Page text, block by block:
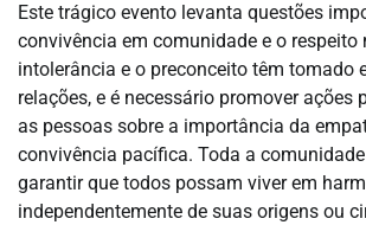
Este trágico evento levanta questões
convivência em comunidade e o respeito
intolerância e o preconceito têm tomado
relações, e é necessário promover ações
as pessoas sobre a importância da
convivência pacífica. Toda a
garantir que todos possam viver em
independentemente de suas origens ou